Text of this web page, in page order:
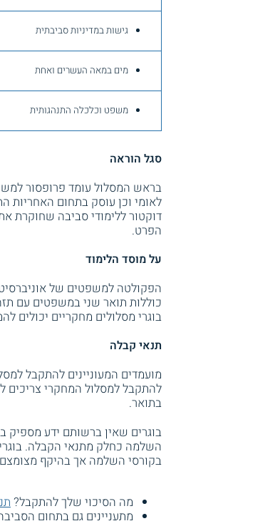
גישות במדיניות סביבתית
מים במאה העשרים ואחת
משפט וכלכלה התנהגותית
סגל הוראה
בראש המסלול עומד פרופסור
לאומי וכן עוסק בתחום האחריות
דוקטור ללימודי סביבה שחוקרת
הפרט.
על מוסד הלימוד
הפקולטה למשפטים של
כוללות תואר שני במשפטים עם
בוגרי מסלולים מחקריים יכולים
תנאי קבלה
בתואר.
בוגרים שאין ברשותם ידע מספיק
השלמה כחלק מתנאי הקבלה.
בקורסי השלמה אך בהיקף מצומצם
מה הסיכוי שלך להתקבל?
מתעניינים גם בתחום